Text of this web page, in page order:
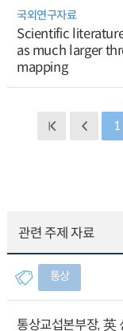
국외연구자료
Scientific
as much larger
mapping
1
관련 주제 자료
통상
통상교섭본부장, 英